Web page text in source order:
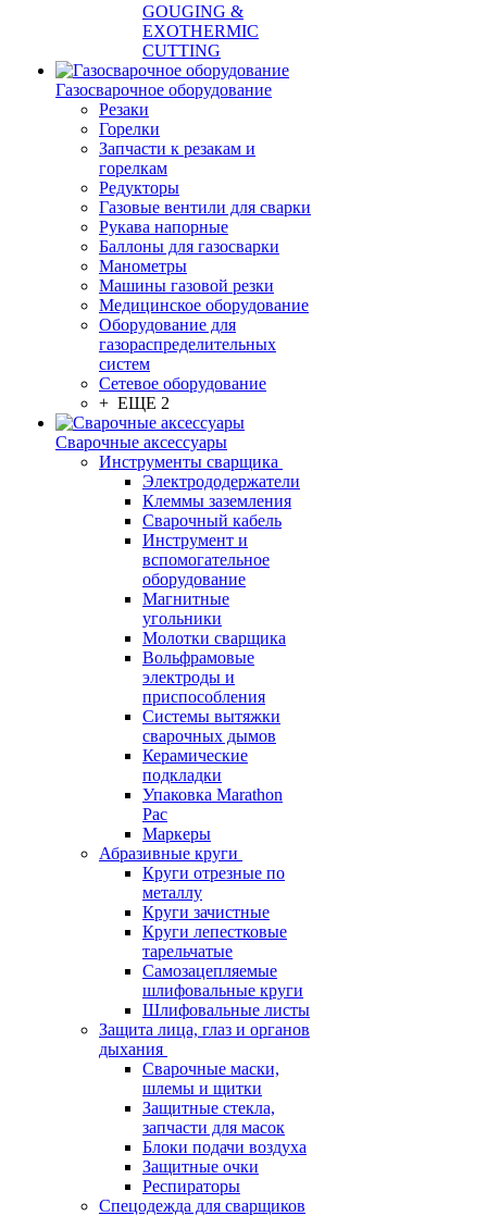
GOUGING &
EXOTHERMIC
CUTTING
Газосварочное оборудование
Резаки
Горелки
Запчасти к резакам и
горелкам
Редукторы
Газовые вентили для сварки
Рукава напорные
Баллоны для газосварки
Манометры
Машины газовой резки
Медицинское оборудование
Оборудование для
газораспределительных
систем
Сетевое оборудование
+ ЕЩЕ 2
Сварочные аксессуары
Инструменты сварщика
Электрододержатели
Клеммы заземления
Сварочный кабель
Инструмент и
вспомогательное
оборудование
Магнитные
угольники
Молотки сварщика
Вольфрамовые
электроды и
приспособления
Системы вытяжки
сварочных дымов
Керамические
подкладки
Упаковка Marathon
Pac
Маркеры
Абразивные круги
Круги отрезные по
металлу
Круги зачистные
Круги лепестковые
тарельчатые
Самозацепляемые
шлифовальные круги
Шлифовальные листы
Защита лица, глаз и органов
дыхания
Сварочные маски,
шлемы и щитки
Защитные стекла,
запчасти для масок
Блоки подачи воздуха
Защитные очки
Респираторы
Спецодежда для сварщиков